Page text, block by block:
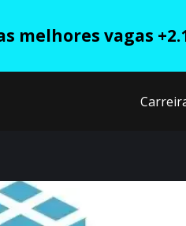
melhores vagas